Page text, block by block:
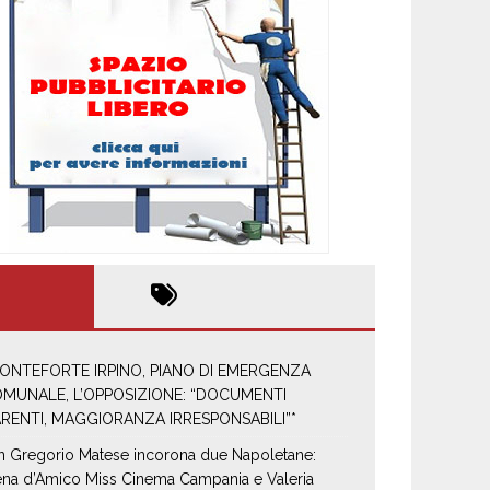
IRPINO, PIANO DI EMERGENZA
L’OPPOSIZIONE: “DOCUMENTI
MAGGIORANZA IRRESPONSABILI”*
Gregorio Matese incorona due Napoletane:
d’Amico Miss Cinema Campania e Valeria